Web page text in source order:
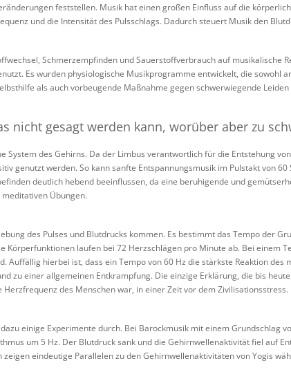
feststellen. Musik hat einen großen Einfluss auf die
und die Intensität des Pulsschlags. Dadurch steuert Musik den
Schmerzempfinden und Sauerstoffverbrauch auf musikalische
Es wurden physiologische Musikprogramme entwickelt, die sowohl
als auch vorbeugende Maßnahme gegen schwerwiegende Leiden
nicht gesagt werden kann, worüber aber zu
System des Gehirns. Da der Limbus verantwortlich für die Entstehung
genutzt werden. So kann sanfte Entspannungsmusik im Pulstakt von
deutlich hebend beeinflussen, da eine beruhigende und
Übungen.
des Pulses und Blutdrucks kommen. Es bestimmt das Tempo der
Körperfunktionen laufen bei 72 Herzschlägen pro Minute ab. Bei einem
Auffällig hierbei ist, dass ein Tempo von 60 Hz die stärkste Reaktion des
zu einer allgemeinen Entkrampfung. Die einzige Erklärung, die bis
des Menschen war, in einer Zeit vor dem Zivilisationsstress.
einige Experimente durch. Bei Barockmusik mit einem Grundschlag
um 5 Hz. Der Blutdruck sank und die Gehirnwellenaktivität fiel auf
eindeutige Parallelen zu den Gehirnwellenaktivitäten von Yogis